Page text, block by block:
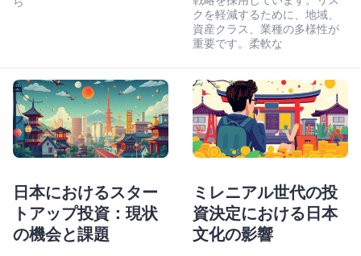
クを軽減するために、地域、
資産クラス、業種の多様性が
重要です。柔軟な
日本におけるスター
トアップ投資：現状
の機会と課題
ミレニアル世代の投
資決定における日本
文化の影響